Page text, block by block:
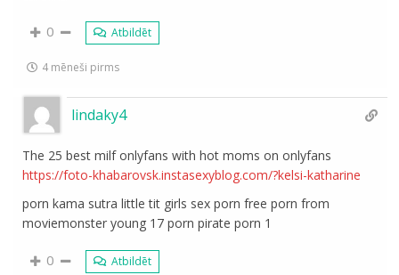
0 Atbildēt
4 mēneši pirms
lindaky4
The 25 best milf onlyfans with hot moms on onlyfans
https://foto-khabarovsk.instasexyblog.com/?kelsi-katharine
porn kama sutra little tit girls sex porn free porn from
moviemonster young 17 porn pirate porn 1
0 Atbildēt